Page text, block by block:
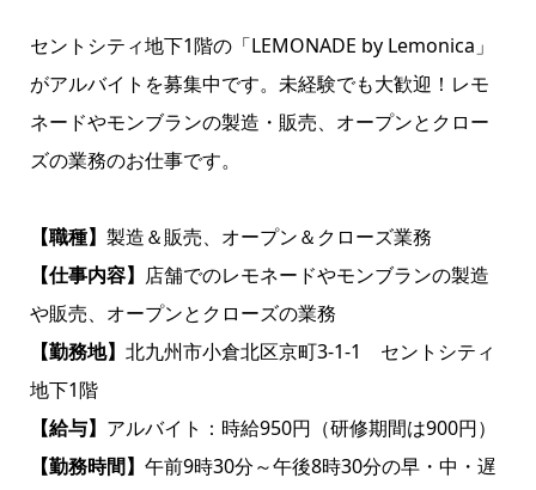
セントシティ地下1階の「LEMONADE by Lemonica」
がアルバイトを募集中です。未経験でも大歓迎！レモ
ネードやモンブランの製造・販売、オープンとクロー
ズの業務のお仕事です。
【職種】 製造＆販売、オープン＆クローズ業務
【仕事内容】 店舗でのレモネードやモンブランの製造
や販売、オープンとクローズの業務
【勤務地】 北九州市小倉北区京町3-1-1 セントシティ
地下1階
【給与】 アルバイト：時給950円（研修期間は900円）
【勤務時間】 午前9時30分～午後8時30分の早・中・遅